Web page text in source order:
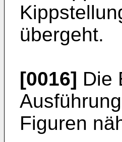
übergeht.
[0016] Die
Figuren